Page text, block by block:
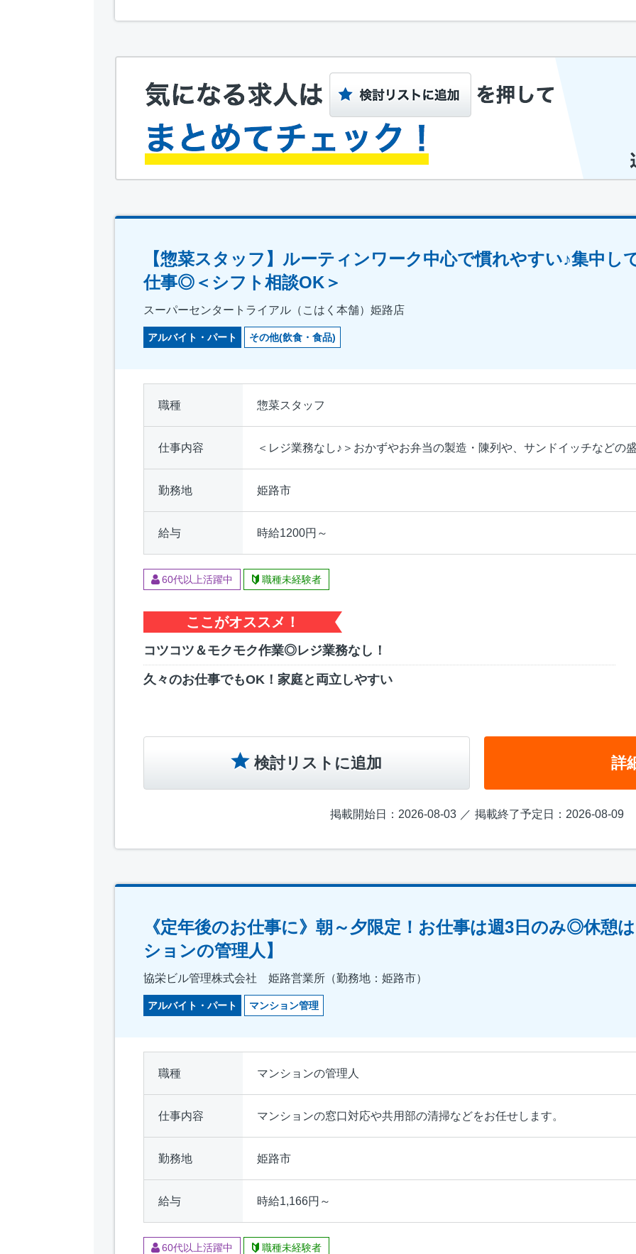
【惣菜スタッフ】ルーティンワーク中心で慣れやすい♪集中し
仕事◎＜シフト相談OK＞
スーパーセンタートライアル（こはく本舗）姫路店
アルバイト・パート その他(飲食・食品)
職種 惣菜スタッフ
仕事内容 ＜レジ業務なし♪＞おかずやお弁当の製造・陳列や、サンドイッチなどの
勤務地 姫路市
給与 時給1200円～
60代以上活躍中 職種未経験者
ここがオススメ！
コツコツ＆モクモク作業◎レジ業務なし！
久々のお仕事でもOK！家庭と両立しやすい
検討リストに追加 詳
掲載開始日：2026-08-03 掲載終了予定日：2026-08-09
《定年後のお仕事に》朝～夕限定！お仕事は週3日のみ◎休憩
ションの管理人】
協栄ビル管理株式会社 姫路営業所（勤務地：姫路市）
アルバイト・パート マンション管理
職種 マンションの管理人
仕事内容 マンションの窓口対応や共用部の清掃などをお任せします。
勤務地 姫路市
給与 時給1,166円～
60代以上活躍中 職種未経験者